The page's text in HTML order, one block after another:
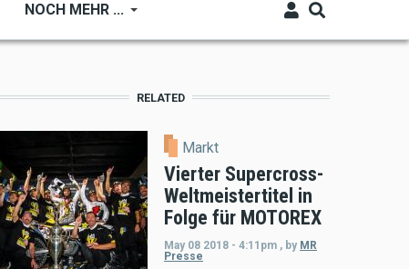
NOCH MEHR ...
RELATED
Markt
Vierter Supercross-
Weltmeistertitel in
Folge für MOTOREX
May 08 2018 - 4:11pm , by MR
Presse